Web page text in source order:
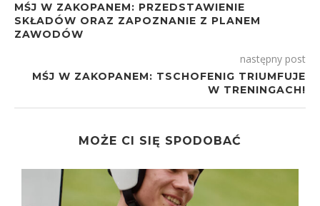
MŚJ W ZAKOPANEM: PRZEDSTAWIENIE
SKŁADÓW ORAZ ZAPOZNANIE Z PLANEM
ZAWODÓW
następny post
MŚJ W ZAKOPANEM: TSCHOFENIG TRIUMFUJE
W TRENINGACH!
MOŻE CI SIĘ SPODOBAĆ